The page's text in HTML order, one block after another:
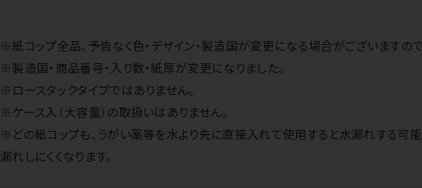
※紙コップ全品、予告なく色・デザイン・製造国が変更になる場合がございますので
※製造国・商品番号・入り数・紙厚が変更になりました。
※ロースタックタイプではありません。
※ケース入（大容量）の取扱いはありません。
※どの紙コップも、うがい薬等を水より先に直接入れて使用すると水漏れする可
漏れしにくくなります。